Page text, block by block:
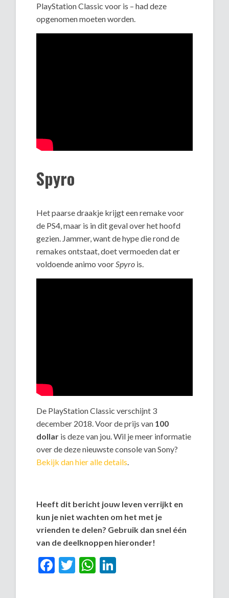
PlayStation Classic voor is – had deze
opgenomen moeten worden.
Spyro
Het paarse draakje krijgt een remake voor
de PS4, maar is in dit geval over het hoofd
gezien. Jammer, want de hype die rond de
remakes ontstaat, doet vermoeden dat er
voldoende animo voor Spyro is.
De PlayStation Classic verschijnt 3
december 2018. Voor de prijs van 100
dollar is deze van jou. Wil je meer informatie
over de deze nieuwste console van Sony?
Bekijk dan hier alle details.
Heeft dit bericht jouw leven verrijkt en
kun je niet wachten om het met je
vrienden te delen? Gebruik dan snel één
van de deelknoppen hieronder!
Facebook
TwitterWhatsApp